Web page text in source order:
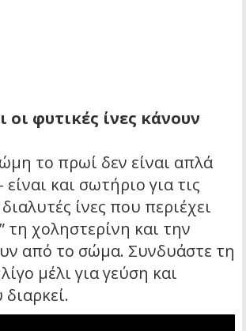
φυτικές ίνες κάνουν
το πρωί δεν είναι απλά
και σωτήριο για τις
ίνες που περιέχει
τη χοληστερίνη και την
από το σώμα. Συνδυάστε τη
μέλι για γεύση και